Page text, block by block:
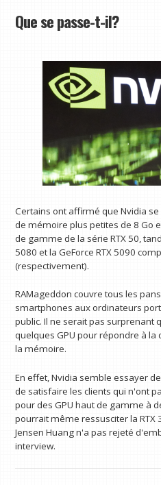
Que se passe-t-il?
Certains ont affirmé que Nvidia
de mémoire plus petites de 8 Go
de gamme de la série RTX 50,
5080 et la GeForce RTX 5090
(respectivement).
RAMageddon couvre tous les
smartphones aux ordinateurs
public. Il ne serait pas surprenant
quelques GPU pour répondre à
la mémoire.
En effet, Nvidia semble essayer
de satisfaire les clients qui n'ont
pour des GPU haut de gamme à
pourrait même ressusciter la RTX
Jensen Huang n'a pas rejeté
interview.